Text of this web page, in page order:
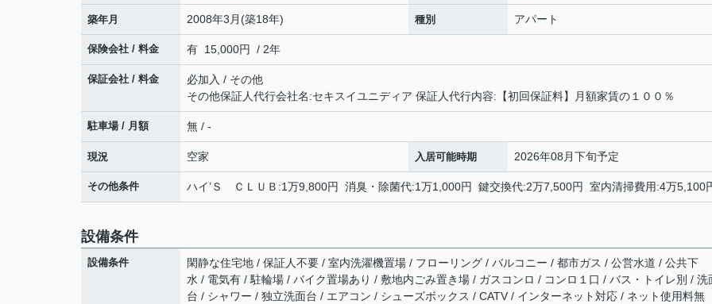
築年月 2008年3月(築18年) 種別 アパート
保険会社 / 料金 有 15,000円 / 2年
保証会社 / 料金
必加入 / その他
その他保証人代行会社名:セキスイユニディア 保証人代行内容:【初回保証料】月額家賃の１００％
駐車場 / 月額 無 / -
現況 空家 入居可能時期 2026年08月下旬予定
その他条件 ハイ’Ｓ ＣＬＵＢ:1万9,800円 消臭・除菌代:1万1,000円 鍵交換代:2万7,500円 室内清掃費用:4万5,100
設備条件
設備条件
閑静な住宅地 / 保証人不要 / 室内洗濯機置場 / フローリング / バルコニー / 都市ガス / 公営水道 / 公共下
水 / 電気有 / 駐輪場 / バイク置場あり / 敷地内ごみ置き場 / ガスコンロ / コンロ１口 / バス・トイレ別 / 洗
台 / シャワー / 独立洗面台 / エアコン / シューズボックス / CATV / インターネット対応 / ネット使用料無